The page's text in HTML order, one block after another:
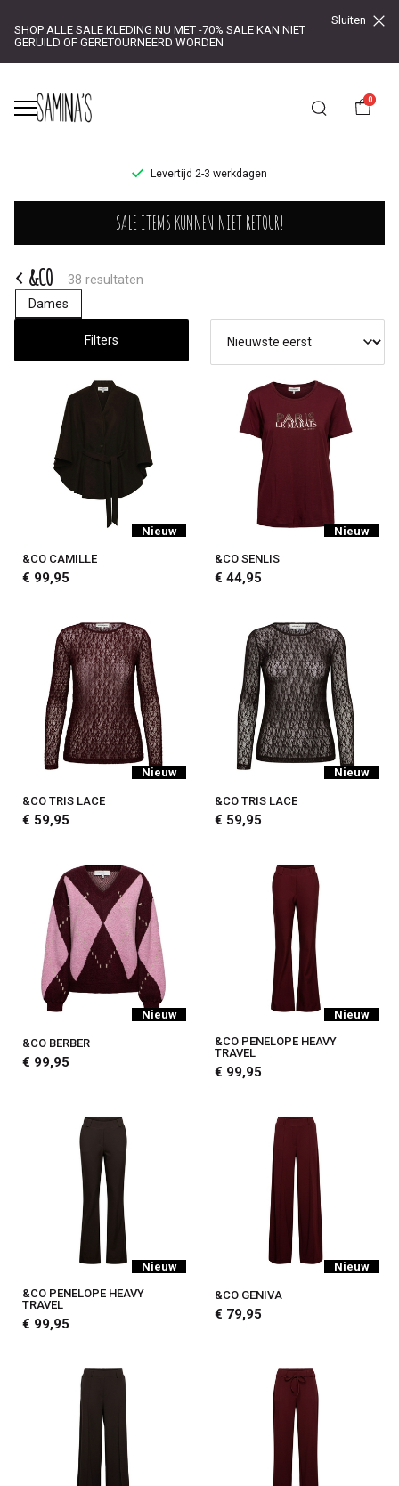
SHOP ALLE SALE KLEDING NU MET -70% SALE KAN NIET
GERUILD OF GERETOURNEERD WORDEN
Sluiten
0
8 dagen retourtermijn
&CO
Saminas
SALE ITEMS KUNNEN NIET RETOUR!
&CO
38 resultaten
Dames
Filters
Nieuw
&CO CAMILLE
€ 99,95
Nieuw
&CO SENLIS
€ 44,95
Nieuw
&CO TRIS LACE
€ 59,95
Nieuw
&CO TRIS LACE
€ 59,95
Nieuw
&CO BERBER
€ 99,95
Nieuw
&CO PENELOPE HEAVY
TRAVEL
€ 99,95
Nieuw
&CO PENELOPE HEAVY
TRAVEL
€ 99,95
Nieuw
&CO GENIVA
€ 79,95